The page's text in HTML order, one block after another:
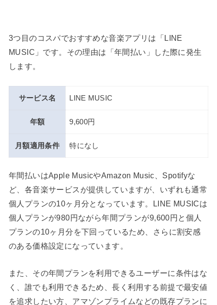
3つ目のコスパでおすすめな音楽アプリは「LINE
MUSIC」です。その理由は「年間払い」した際に発生
します。
サービス名 LINE MUSIC
年額 9,600円
月額適用条件 特になし
年間払いはApple MusicやAmazon Music、Spotifyな
ど、各音楽サービスが提供していますが、いずれも通常
個人プランの10ヶ月分となっています。LINE MUSICは
個人プランが980円ながら年間プランが9,600円と個人
プランの10ヶ月分を下回っているため、さらに割安感
のある価格設定になっています。
また、その年間プランを利用できるユーザーに条件はな
く、誰でも利用できるため、長く利用する前提で最安値
を追求したい方、アマゾンプライムなどの既存プランに